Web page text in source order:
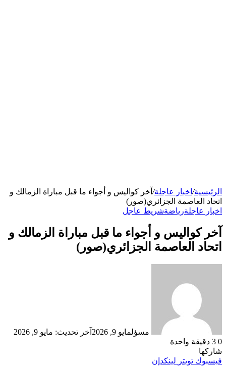
الرئيسية/ اخبار عاجلة/ آخر كواليس و أجواء ما قبل مباراة الزمالك و
اتحاد العاصمة الجزائري(صور)
اخبار عاجلةرياضةشريط عاجل
آخر كواليس و أجواء ما قبل مباراة الزمالك و
اتحاد العاصمة الجزائري(صور)
مسؤلمايو 9, 2026
آخر تحديث: مايو 9, 2026
0
دقيقة واحدة
شاركها
فيسبوك تويتر لينكدإن